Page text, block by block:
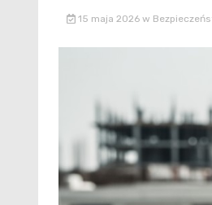
15 maja 2026 w